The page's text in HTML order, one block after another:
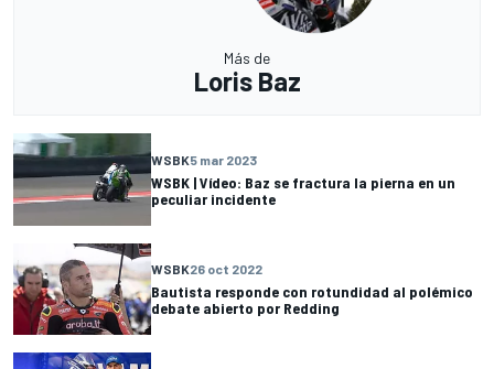
Más de
Loris Baz
WSBK5 mar 2023
WSBK | Vídeo: Baz se fractura la pierna en un
peculiar incidente
WSBK26 oct 2022
Bautista responde con rotundidad al polémico
debate abierto por Redding